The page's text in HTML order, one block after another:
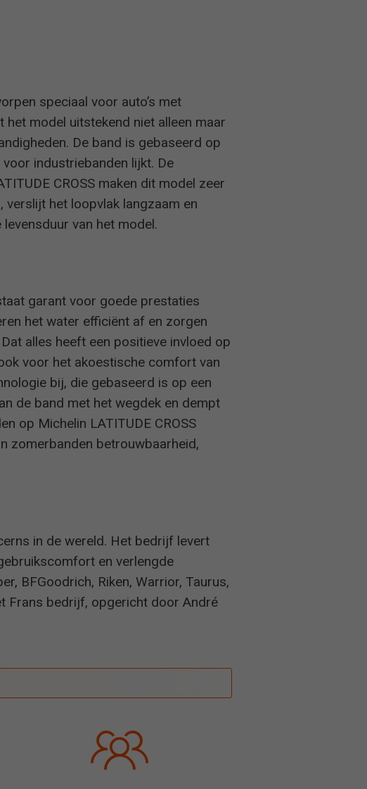
speciaal voor auto’s met
model uitstekend niet alleen maar
De band is gebaseerd op
industriebanden lijkt. De
CROSS maken dit model zeer
het loopvlak langzaam en
van het model.
garant voor goede prestaties
het water efficiënt af en zorgen
alles heeft een positieve invloed op
voor het akoestische comfort van
bij, die gebaseerd is op een
de band met het wegdek en dempt
op Michelin LATITUDE CROSS
zomerbanden betrouwbaarheid,
in de wereld. Het bedrijf levert
en verlengde
BFGoodrich, Riken, Warrior, Taurus,
Frans bedrijf, opgericht door André